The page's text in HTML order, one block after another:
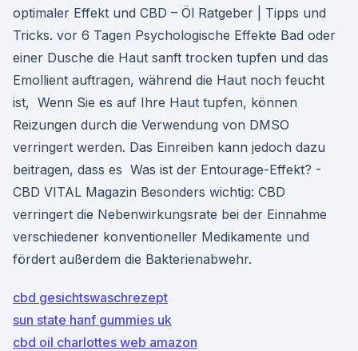
optimaler Effekt und CBD – Öl Ratgeber | Tipps und
Tricks. vor 6 Tagen Psychologische Effekte Bad oder
einer Dusche die Haut sanft trocken tupfen und das
Emollient auftragen, während die Haut noch feucht
ist, Wenn Sie es auf Ihre Haut tupfen, können
Reizungen durch die Verwendung von DMSO
verringert werden. Das Einreiben kann jedoch dazu
beitragen, dass es Was ist der Entourage-Effekt? -
CBD VITAL Magazin Besonders wichtig: CBD
verringert die Nebenwirkungsrate bei der Einnahme
verschiedener konventioneller Medikamente und
fördert außerdem die Bakterienabwehr.
cbd gesichtswaschrezept
sun state hanf gummies uk
cbd oil charlottes web amazon